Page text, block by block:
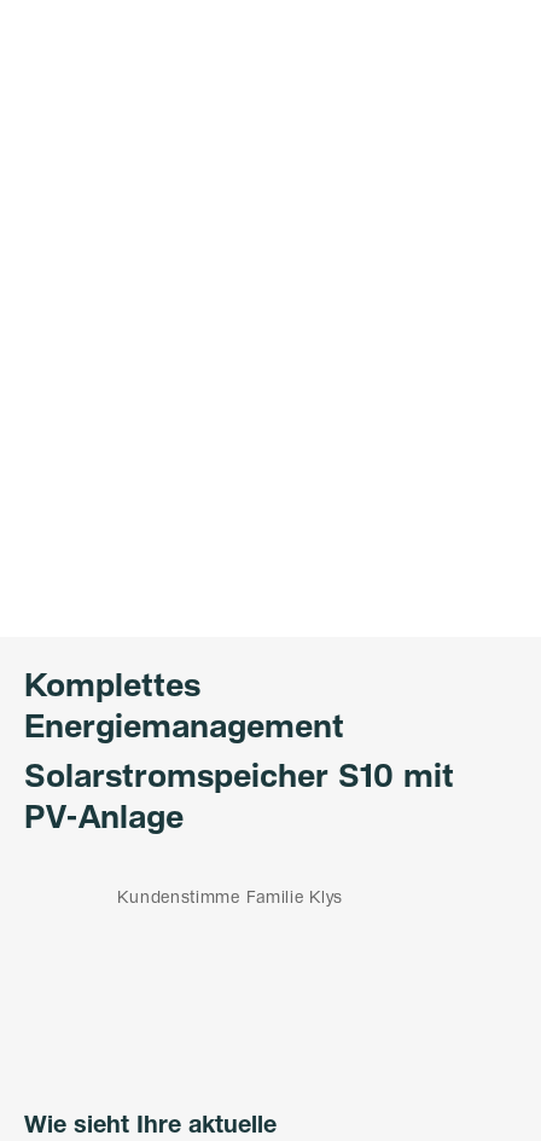
Komplettes
Energiemanagement
Solarstromspeicher S10 mit
PV-Anlage
Kundenstimme Familie Klys
Wie sieht Ihre aktuelle